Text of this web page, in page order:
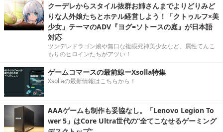
クーデレからスタイル抜群お姉さんまでよりどりみど
りな人外娘たちとホテル経営しよう！「クトゥルフ×美
少女」テーマのADV『ヨグ=ソトースの庭』が日本語
対応
ツンデレドラゴン娘や無口な複眼死神美少女など、属性てんこ
もりのヒロインたちがアツい！
ゲームコマースの最前線ーXsolla特集
Xsollaの最新情報はこちらから！
AAAゲームも制作も妥協なし。「Lenovo Legion To
wer 5」はCore Ultra世代の“全てこなせるゲーミング